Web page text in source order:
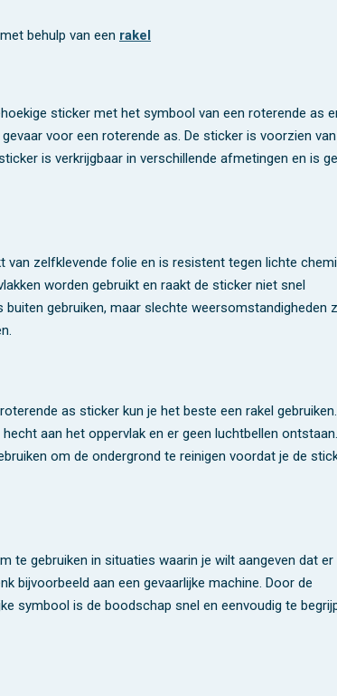
behulp van een rakel
sticker met het symbool van een roterende as
voor een roterende as. De sticker is voorzien
is verkrijgbaar in verschillende afmetingen en is
zelfklevende folie en is resistent tegen lichte
worden gebruikt en raakt de sticker niet snel
gebruiken, maar slechte weersomstandigheden
as sticker kun je het beste een rakel
aan het oppervlak en er geen luchtbellen ontstaan.
om de ondergrond te reinigen voordat je de
te gebruiken in situaties waarin je wilt aangeven dat er
bijvoorbeeld aan een gevaarlijke machine. Door de
symbool is de boodschap snel en eenvoudig te